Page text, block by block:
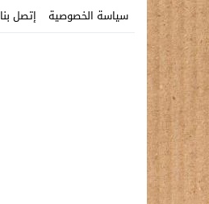
سياسة الخصوصية إتصل بنا